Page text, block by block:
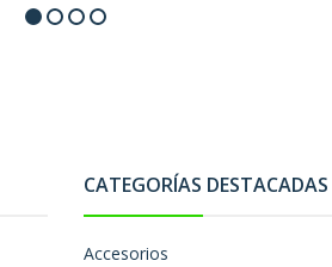
CATEGORÍAS DESTACADAS
Accesorios